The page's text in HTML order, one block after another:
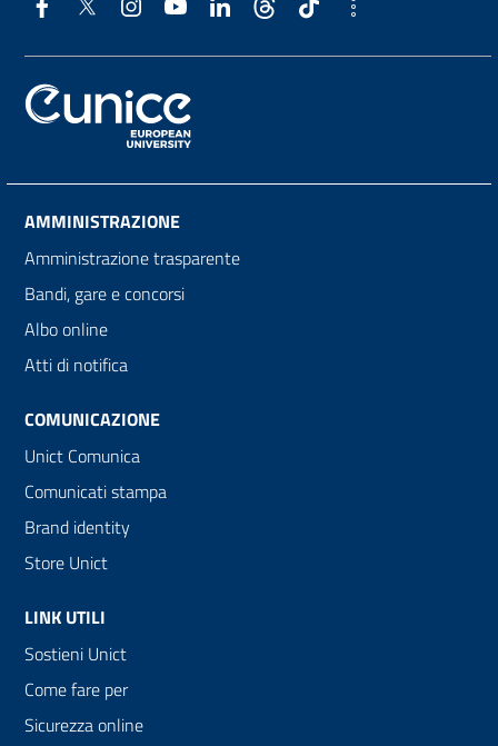
AMMINISTRAZIONE
Amministrazione trasparente
Bandi, gare e concorsi
Albo online
Atti di notifica
COMUNICAZIONE
Unict Comunica
Comunicati stampa
Brand identity
Store Unict
LINK UTILI
Sostieni Unict
Come fare per
Sicurezza online